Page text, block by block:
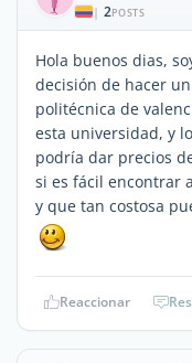
| 2POSTS
Hola buenos dias,
decisión de hacer
politécnica de
esta universidad, y
podría dar precios
si es fácil encontrar
y que tan costosa
Reaccionar